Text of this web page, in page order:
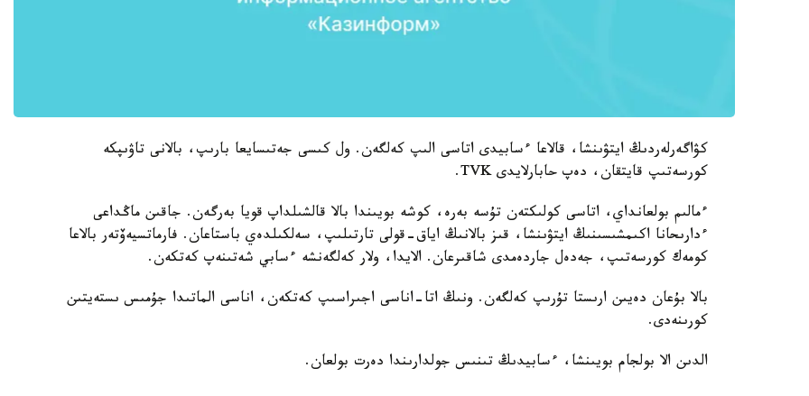
كۋاگەرلەردىڭ ايتۋىنشا، قالاعا ءسابيدى اتاسى الىپ كەلگەن. ول كىسى جەتىسايعا بارىپ، بالانى تاۋىپكە
كورسەتىپ قايتقان، دەپ حابارلايدى TVK.
ءمالىم بولعانداي، اتاسى كولىكتەن تۇسە بەرە، كوشە بويىندا بالا قالشىلداپ قويا بەرگەن. جاقىن ماڭداعى
ءدارىحانا اكىمشىسىنىڭ ايتۋىنشا، قىز بالانىڭ اياق-قولى تارتىلىپ، سەلكىلدەي باستاعان. فارماتسيەۆتەر بالاعا
كومەك كورسەتىپ، جەدەل جاردەمدى شاقىرعان. الايدا، ولار كەلگەنشە ءسابي شەتىنەپ كەتكەن.
بالا بۇعان دەيىن ارىستا تۇرىپ كەلگەن. ونىڭ اتا-اناسى اجىراسىپ كەتكەن، اناسى الماتىدا جۇمىس ىستەيتىن
كورىنەدى.
الدىن الا بولجام بويىنشا، ءسابيدىڭ تىنىس جولدارىندا دەرت بولعان.